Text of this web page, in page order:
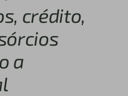
crédito,
a